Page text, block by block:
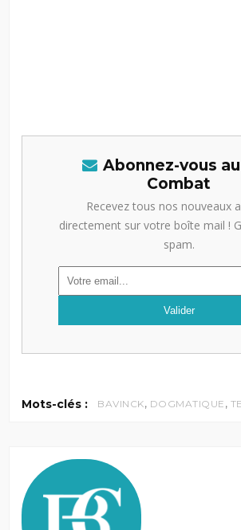
Abonnez-vous
Combat
Recevez tous nos nouveaux
directement sur votre boîte mail !
spam.
Mots-clés : BAVINCK, DOGMATIQUE ,